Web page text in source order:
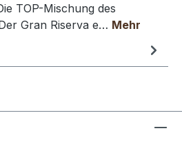
TOP-Mischung des
Gran Riserva e… Mehr